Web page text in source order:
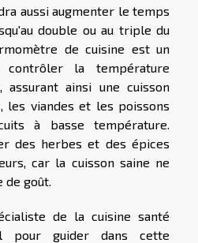
aussi augmenter le temps
double ou au triple du
de cuisine est un
la température
assurant ainsi une cuisson
les viandes et les poissons
à basse température.
des herbes et des épices
car la cuisson saine ne
de goût.
de la cuisine santé
pour guider dans cette